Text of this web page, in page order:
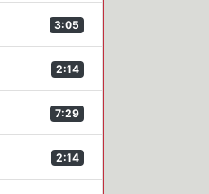
3:05
2:14
7:29
2:14